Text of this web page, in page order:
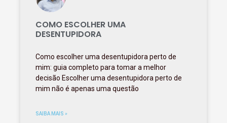
COMO ESCOLHER UMA
DESENTUPIDORA
Como escolher uma desentupidora perto de
mim: guia completo para tomar a melhor
decisão Escolher uma desentupidora perto de
mim não é apenas uma questão
SAIBA MAIS »